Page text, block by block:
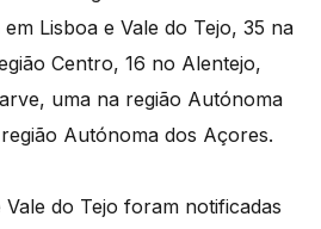
Lisboa e Vale do Tejo, 35 na
Centro, 16 no Alentejo,
uma na região Autónoma
Autónoma dos Açores.
do Tejo foram notificadas